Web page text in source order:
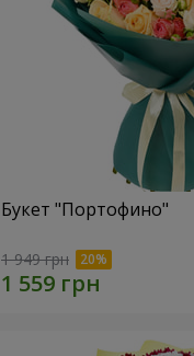
Букет "Портофино"
1 949 грн